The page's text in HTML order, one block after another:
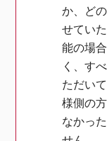
か、ど
せてい
能の場
く、す
ただい
様側の
なかっ